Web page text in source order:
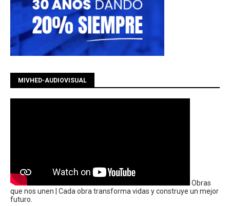
MIVHED-AUDIOVISUAL
Obras
que nos unen | Cada obra transforma vidas y construye un mejor
futuro.